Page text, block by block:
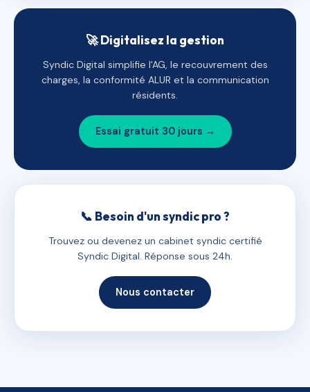
🚀 Digitalisez la gestion
Syndic Digital simplifie l'AG, le recouvrement des
charges, la conformité ALUR et la communication
résidents.
Essai gratuit 30 jours →
📞 Besoin d'un syndic pro ?
Trouvez ou devenez un cabinet syndic certifié
Syndic Digital. Réponse sous 24h.
Nous contacter